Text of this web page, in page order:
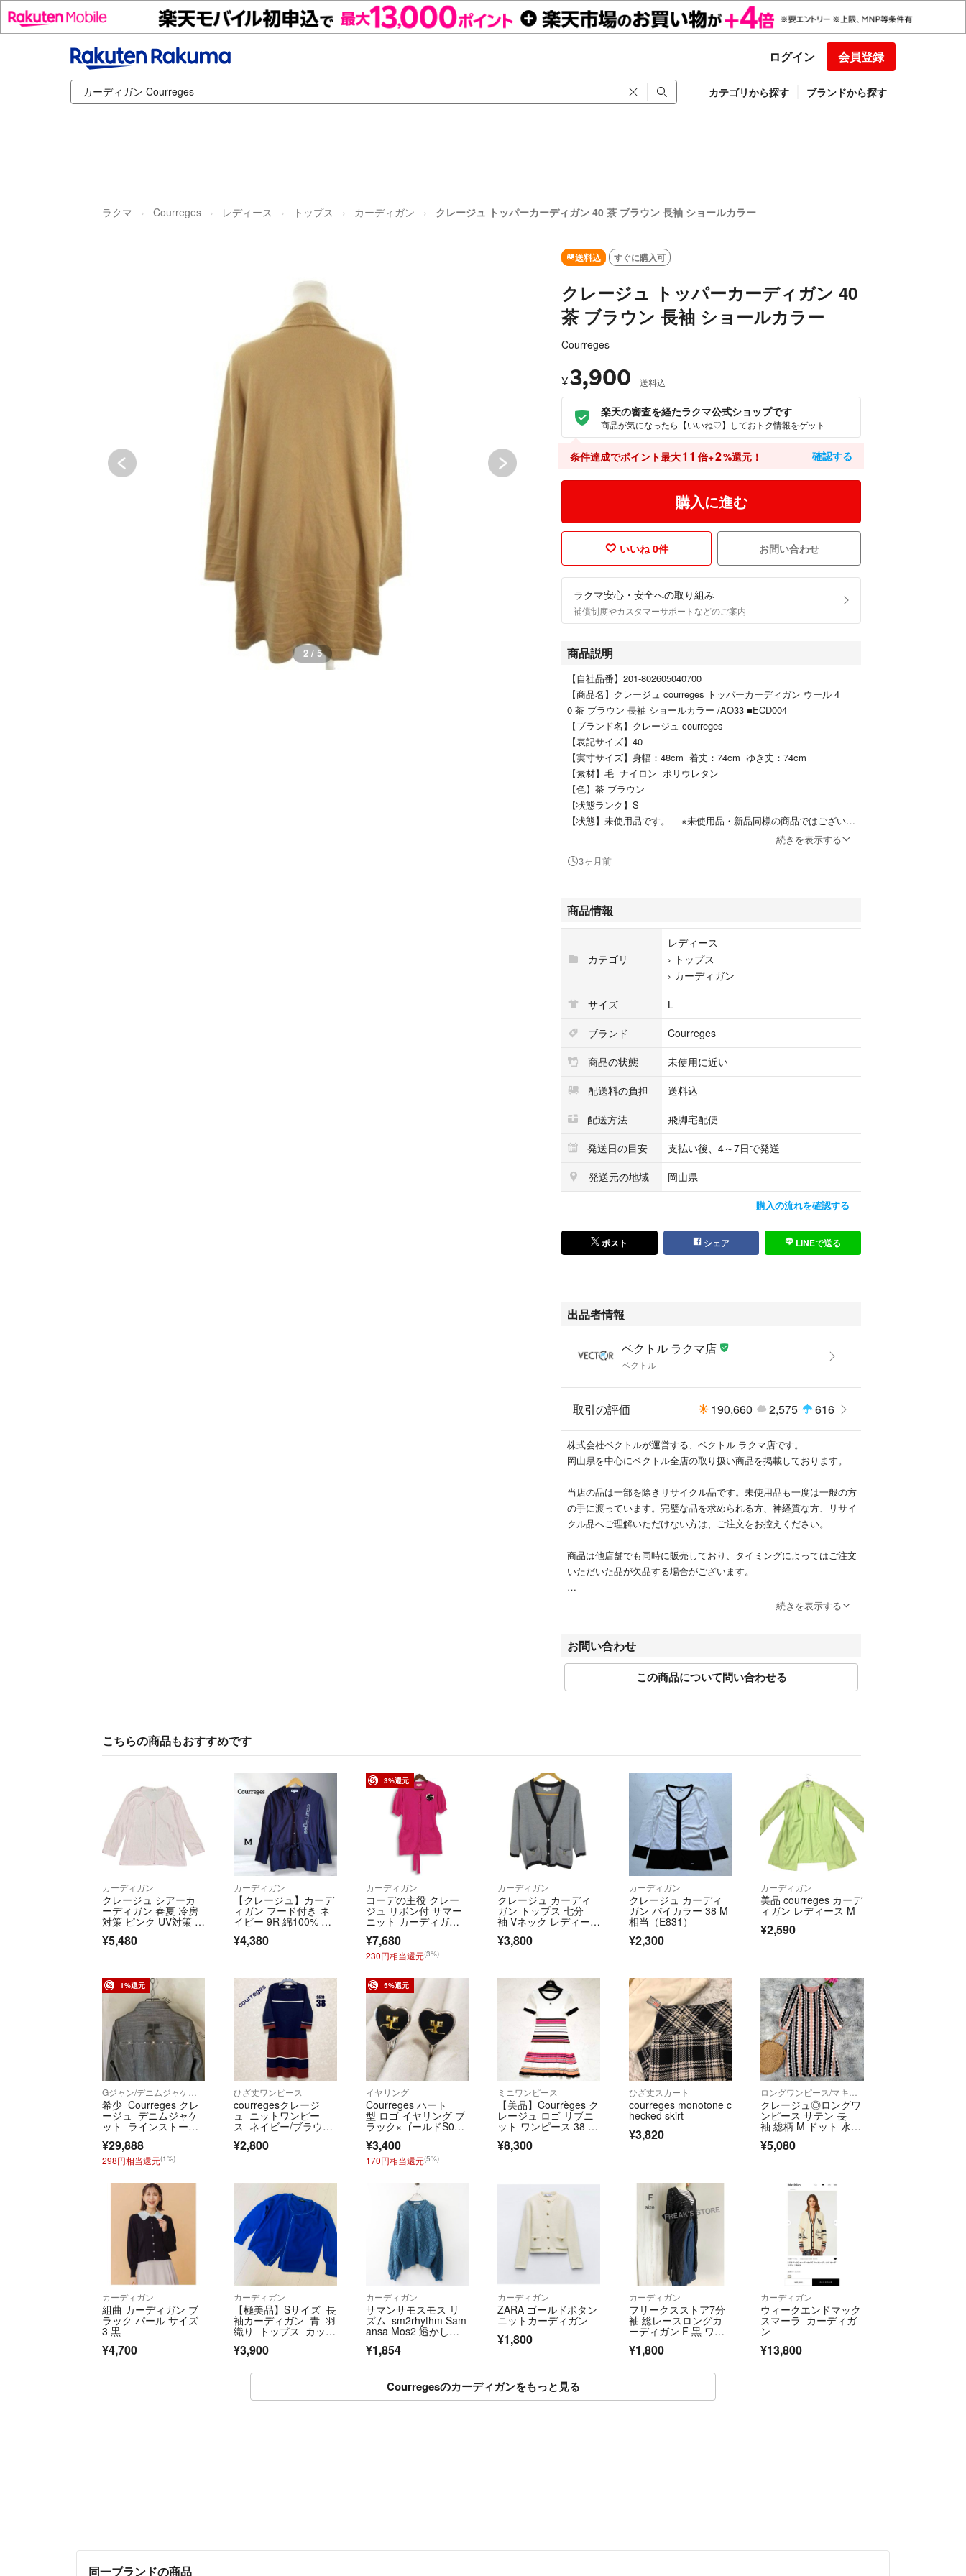
ログイン 会員登録
カテゴリから探す ブランドから探す
ラクマ Courreges レディース トップス カーディガン クレージュ トッパーカーディガン 40 茶 ブラウン 長袖 ショールカラー
3 / 5
送料込 すぐに購入可
クレージュ トッパーカーディガン 40
茶 ブラウン 長袖 ショールカラー
Courreges
¥3,900 送料込
楽天の審査を経たラクマ公式ショップです
商品が気になったら【いいね♡】しておトク情報をゲット
条件達成でポイント最大11 倍+2%還元！ 確認する
購入に進む
いいね 0件 お問い合わせ
ラクマ安心・安全への取り組み
補償制度やカスタマーサポートなどのご案内
商品説明
【自社品番】201-802605040700
【商品名】クレージュ courreges トッパーカーディガン ウール 4
0 茶 ブラウン 長袖 ショールカラー /AO33 ■ECD004
【ブランド名】クレージュ courreges
【表記サイズ】40
【実寸サイズ】身幅：48cm 着丈：74cm ゆき丈：74cm
【素材】毛 ナイロン ポリウレタン
【色】茶 ブラウン
【状態ランク】S
【状態】未使用品です。 ※未使用品・新品同様の商品ではございま
すが、一度は一般の方の手に渡り、個人で保管されていた商品です。
ございます。ご理解の上ご購入ください。
商品のお問い合わせの回答を休止しております。＊各商品ページの商
品詳細等をご確認の上ご購入ください。
★本商品は一点物です
他サイトや店舗にて販売している商品です。多少のお時間差にて欠品
になることもございます。予めご了承頂ますようお願い致します。
こちらの商品はラクマ公式パートナーのベクトルによって出品されて
います。
続きを表示する
3ヶ月前
商品情報
カテゴリ
レディース
› トップス
› カーディガン
サイズ
L
ブランド
Courreges
商品の状態
未使用に近い
配送料の負担
送料込
配送方法
飛脚宅配便
発送日の目安
支払い後、4～7日で発送
発送元の地域
岡山県
購入の流れを確認する
ポスト シェア LINEで送る
出品者情報
ベクトル ラクマ店
ベクトル
取引の評価 190,660 2,575 616
株式会社ベクトルが運営する、ベクトル ラクマ店です。
岡山県を中心にベクトル全店の取り扱い商品を掲載しております。
当店の品は一部を除きリサイクル品です。未使用品も一度は一般の方
の手に渡っています。完璧な品を求められる方、神経質な方、リサイ
クル品へご理解いただけない方は、ご注文をお控えください。
商品は他店舗でも同時に販売しており、タイミングによってはご注文
いただいた品が欠品する場合がございます。
ブランドによってサイズ表記方法が様々です。必ず実寸サイズをご確
きましてはご容赦ください。
商品画像はできる限り現品を再現するよう心がけておりますが、ご利
ん。
商品状態は掲載前に十分な確認を行っておりますが、重大な見落とし
がございました際はご返品を承ります。サイズが合わない、イメージ
が違う、間違えた等お客様都合での返品はお受けしておりません。
・ご注文の商品と異なる商品が届いた場合
・商品状態が商品説明と著しく異なる場合
はご返品をお受けしております。
商品到着から5日以内にご連絡、返品受付後5日以内に当店に商品をご
返送ください。期限を過ぎた場合、初期不良等の場合でも対応いたし
かねます。 必ず商品を受け取られた際に状態の確認をお願いいたしま
クリーニングやアフターサービス代等の商品代金以上のご請求、不良
Cランク以下の商品については、いかなる理由でもご返品をお断りさ
せていただいております。
当アカウントはラクマ公式パートナーです。
◆特商法：
https://fril.jp/ts/official/law/vtr/
◆返品特約：
https://fril.jp/ts/official/law/vtr/#return_policy
◆適格請求書発行事業者登録番号：T4260002013524
続きを表示する
お問い合わせ
この商品について問い合わせる
こちらの商品もおすすめです
カーディガン
クレージュ シアーカ
ーディガン 春夏 冷房
対策 ピンク UV対策 羽
織 薄手 M
¥5,480
カーディガン
【クレージュ】カーデ
ィガン フード付き ネ
イビー 9R 綿100% ロ
ゴプリント
¥4,380
3%還元
カーディガン
コーデの主役 クレー
ジュ リボン付 サマー
ニット カーディガ
ン 日本製 きれいめ Co
urreges 上品 羽織
り 冷房対策
¥7,680
230円相当還元(3%)
カーディガン
クレージュ カーディ
ガン トップス 七分
袖 Vネック レディー
ス 9Rサイズ グレー×
ブラック courreges
¥3,800
カーディガン
クレージュ カーディ
ガン バイカラー 38 M
相当（E831）
¥2,300
カーディガン
美品 courreges カーデ
ィガン レディース M
¥2,590
1%還元
希少 Courreges クレ
ージュ デニムジャケ
ット ラインストー
¥29,888
298円相当還元(1%)
ひざ丈ワンピース
courregesクレージ
ュ ニットワンピー
ス ネイビー/ブラウ
¥2,800
5%還元
イヤリング
Courreges ハート
型 ロゴ イヤリング ブ
ラック×ゴールドS000
¥3,400
170円相当還元(5%)
ミニワンピース
【美品】Courrèges ク
レージュ ロゴ リブニ
ット ワンピース 38 半
¥8,300
ひざ丈スカート
courreges monotone c
hecked skirt
¥3,820
クレージュ◎ロングワ
ンピース サテン 長
袖 総柄 M ドット 水
¥5,080
カーディガン
組曲 カーディガン ブ
ラック パール サイズ
3 黒
¥4,700
カーディガン
【極美品】Sサイズ 長
袖カーディガン 青 羽
織り トップス カット
¥3,900
カーディガン
サマンサモスモス リ
ズム sm2rhythm Sam
ansa Mos2 透かし編
ルー トップス 長袖【2
¥1,854
カーディガン
ZARA ゴールドボタン
ニットカーディガン
¥1,800
カーディガン
フリークスストア7分
袖 総レースロングカ
ーディガン F 黒 ワン
¥1,800
カーディガン
ウィークエンドマック
スマーラ カーディガ
ン
¥13,800
Courregesのカーディガンをもっと見る
同一ブランドの商品